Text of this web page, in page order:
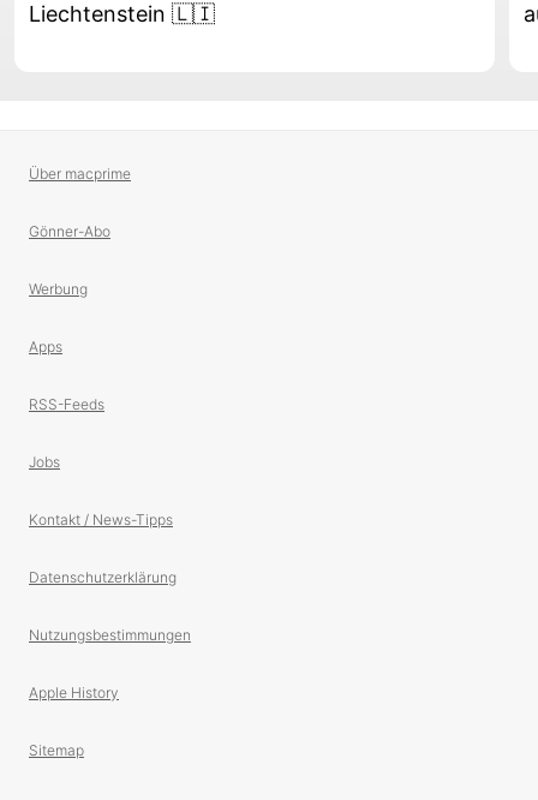
Liechtenstein 🇱🇮
Über macprime
Gönner-Abo
Werbung
Apps
RSS-Feeds
Jobs
Kontakt / News-Tipps
Datenschutzerklärung
Nutzungsbestimmungen
Apple History
Sitemap